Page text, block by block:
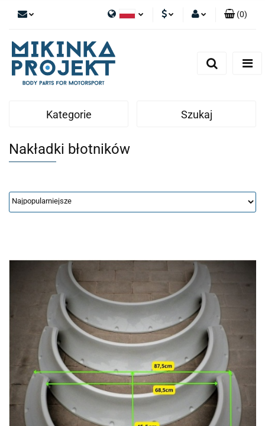
Polski
English
(0)
Kategorie Szukaj
Nakładki błotników